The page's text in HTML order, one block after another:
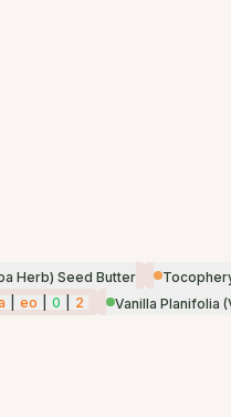
Herb) Seed Butter
eo 0 2 Vanilla Planifolia